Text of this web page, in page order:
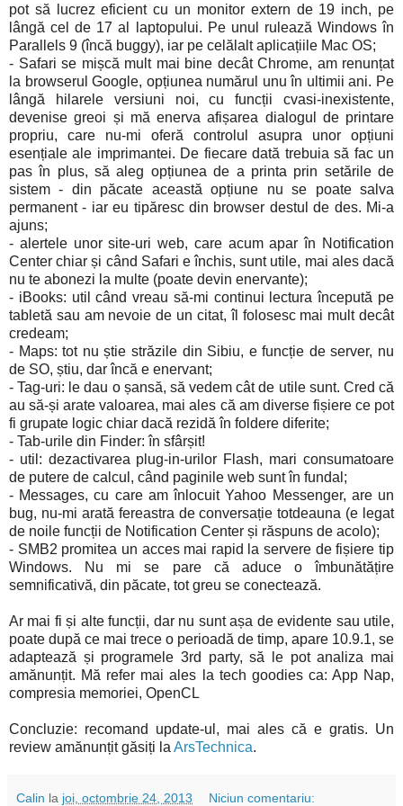
pot să lucrez eficient cu un monitor extern de 19 inch, pe
lângă cel de 17 al laptopului. Pe unul rulează Windows în
Parallels 9 (încă buggy), iar pe celălalt aplicațiile Mac OS;
- Safari se mișcă mult mai bine decât Chrome, am renunțat
la browserul Google, opțiunea numărul unu în ultimii ani. Pe
lângă hilarele versiuni noi, cu funcții cvasi-inexistente,
devenise greoi și mă enerva afișarea dialogul de printare
propriu, care nu-mi oferă controlul asupra unor opțiuni
esențiale ale imprimantei. De fiecare dată trebuia să fac un
pas în plus, să aleg opțiunea de a printa prin setările de
sistem - din păcate această opțiune nu se poate salva
permanent - iar eu tipăresc din browser destul de des. Mi-a
ajuns;
- alertele unor site-uri web, care acum apar în Notification
Center chiar și când Safari e închis, sunt utile, mai ales dacă
nu te abonezi la multe (poate devin enervante);
- iBooks: util când vreau să-mi continui lectura începută pe
tabletă sau am nevoie de un citat, îl folosesc mai mult decât
credeam;
- Maps: tot nu știe străzile din Sibiu, e funcție de server, nu
de SO, știu, dar încă e enervant;
- Tag-uri: le dau o șansă, să vedem cât de utile sunt. Cred că
au să-și arate valoarea, mai ales că am diverse fișiere ce pot
fi grupate logic chiar dacă rezidă în foldere diferite;
- Tab-urile din Finder: în sfârșit!
- util: dezactivarea plug-in-urilor Flash, mari consumatoare
de putere de calcul, când paginile web sunt în fundal;
- Messages, cu care am înlocuit Yahoo Messenger, are un
bug, nu-mi arată fereastra de conversație totdeauna (e legat
de noile funcții de Notification Center și răspuns de acolo);
- SMB2 promitea un acces mai rapid la servere de fișiere tip
Windows. Nu mi se pare că aduce o îmbunătățire
semnificativă, din păcate, tot greu se conectează.
Ar mai fi și alte funcții, dar nu sunt așa de evidente sau utile,
poate după ce mai trece o perioadă de timp, apare 10.9.1, se
adaptează și programele 3rd party, să le pot analiza mai
amănunțit. Mă refer mai ales la tech goodies ca: App Nap,
compresia memoriei, OpenCL
Concluzie: recomand update-ul, mai ales că e gratis. Un
review amănunțit găsiți la ArsTechnica.
Calin la joi, octombrie 24, 2013 Niciun comentariu: